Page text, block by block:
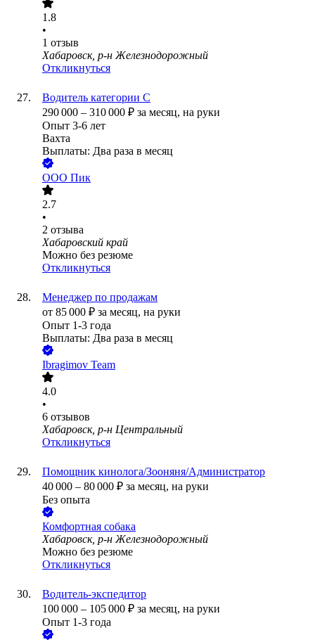
1.8
•
1 отзыв
Хабаровск, р-н Железнодорожный
Откликнуться
Водитель категории С
290 000 – 310 000 ₽ за месяц, на руки
Опыт 3-6 лет
Вахта
Выплаты: Два раза в месяц
ООО Пик
2.7
•
2 отзыва
Хабаровский край
Можно без резюме
Откликнуться
Менеджер по продажам
от 85 000 ₽ за месяц, на руки
Опыт 1-3 года
Выплаты: Два раза в месяц
Ibragimov Team
4.0
•
6 отзывов
Хабаровск, р-н Центральный
Откликнуться
Помощник кинолога/Зооняня/Администратор
40 000 – 80 000 ₽ за месяц, на руки
Без опыта
Комфортная собака
Хабаровск, р-н Железнодорожный
Можно без резюме
Откликнуться
Водитель-экспедитор
100 000 – 105 000 ₽ за месяц, на руки
Опыт 1-3 года